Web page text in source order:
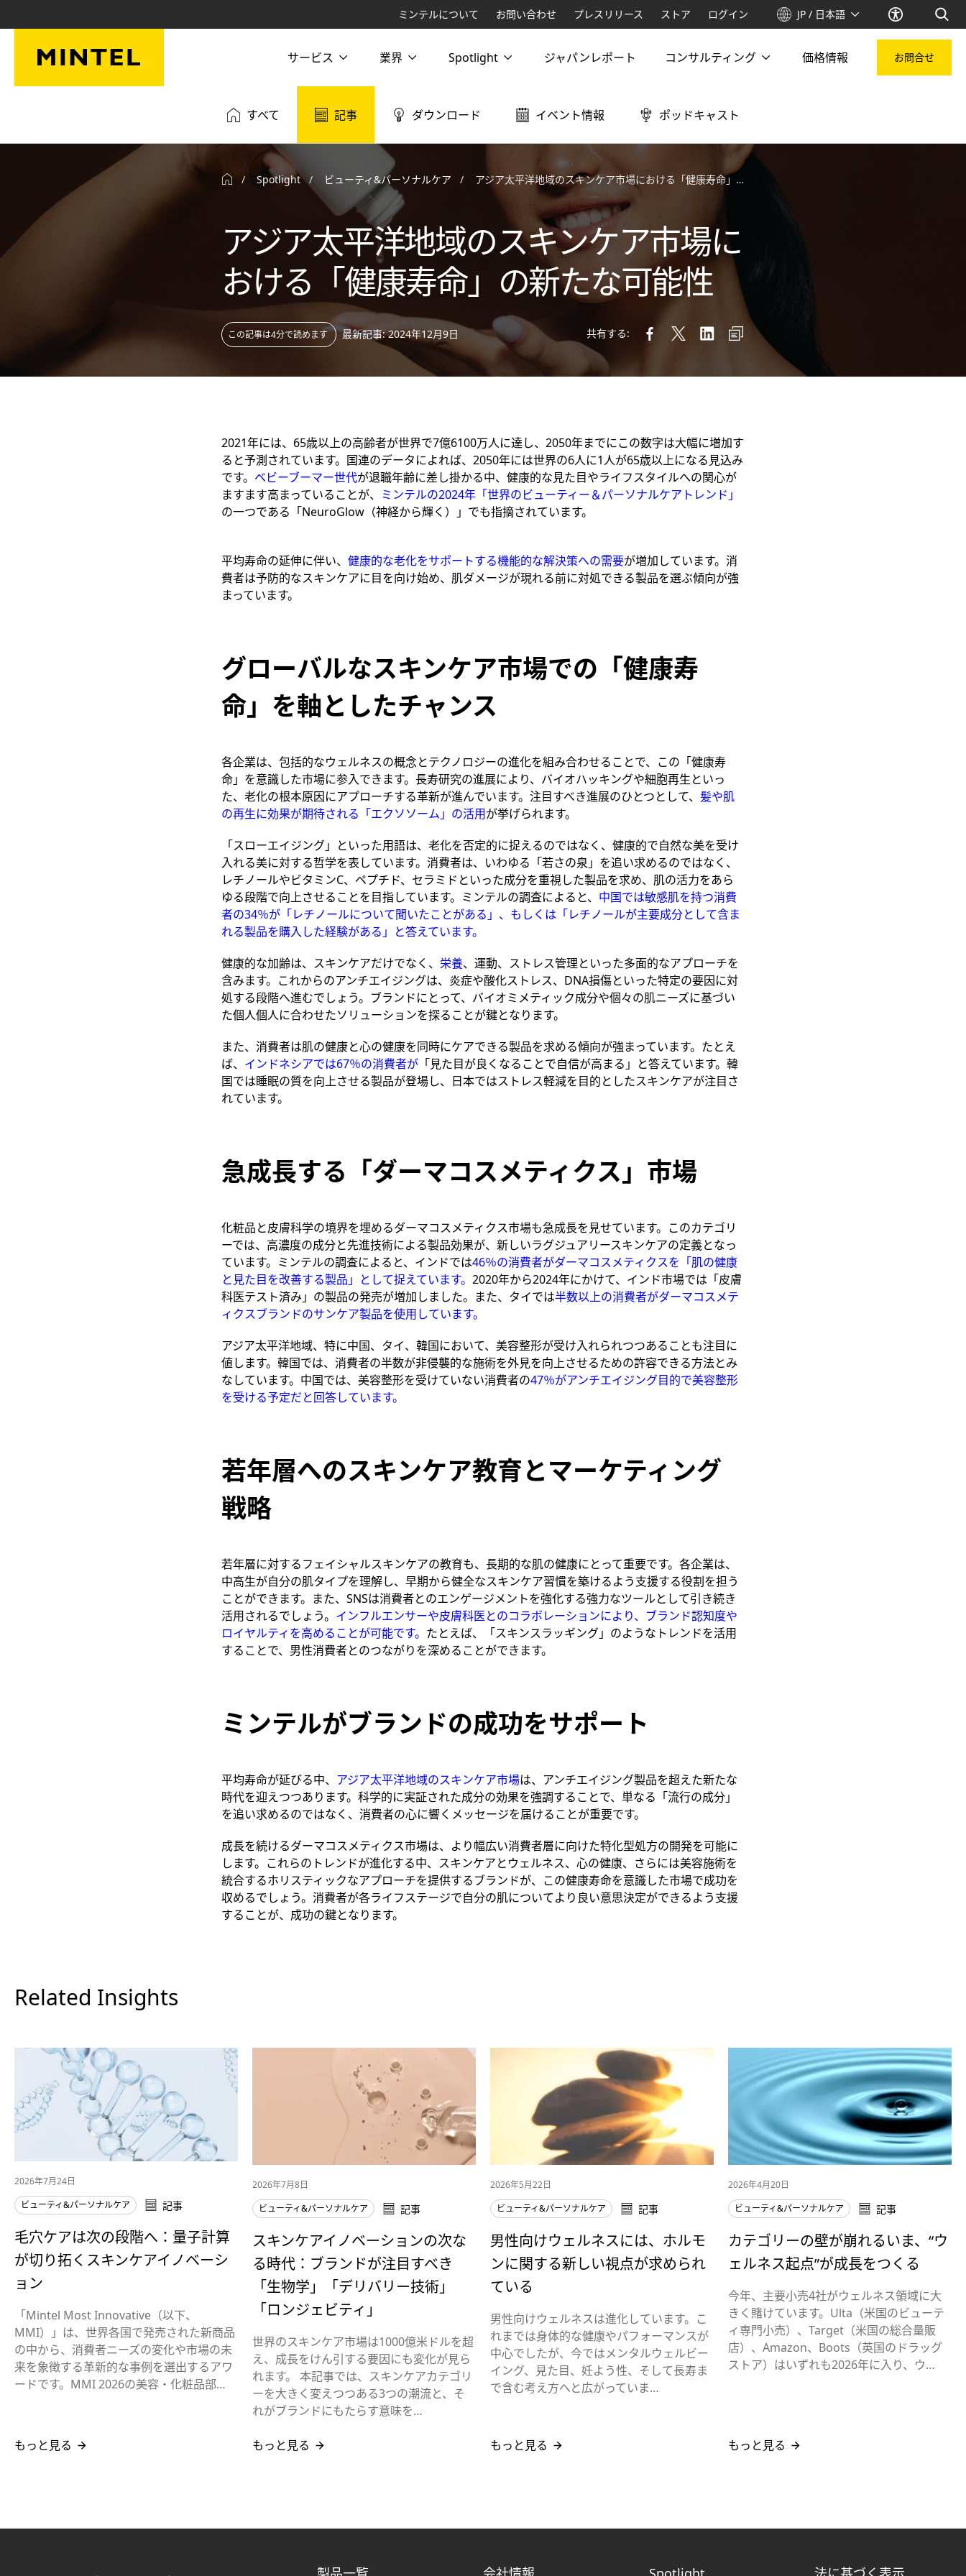
ミンテルについて お問い合わせ プレスリリース ストア ログイン JP / 日本語
サービス 業界 Spotlight ジャパンレポート コンサルティング 価格情報 お問合せ
すべて 記事 ダウンロード イベント情報 ポッドキャスト
Spotlight ビューティ&パーソナルケア アジア太平洋地域のスキンケア市場における「健康寿命」の新たな可能性
アジア太平洋地域のスキンケア市場に
おける「健康寿命」の新たな可能性
この記事は4分で読めます 最新記事: 2024年12月9日 共有する:
2021年には、 65歳以上の高齢者が世界で7億6100万人に達し、 2050年までにこの数字は大幅に増加す
ると予測されています。国連のデータによれば、 2050年には世界の6人に1人が65歳以上になる見込み
です。 ベビーブーマー世代が退職年齢に差し掛かる中、健康的な見た目やライフスタイルへの関心が
ますます高まっていることが、 ミンテルの2024年「世界のビューティー＆パーソナルケアトレンド」
の一つである「NeuroGlow （神経から輝く）」でも指摘されています。
平均寿命の延伸に伴い、 健康的な老化をサポートする機能的な解決策への需要が増加しています。消
費者は予防的なスキンケアに目を向け始め、肌ダメージが現れる前に対処できる製品を選ぶ傾向が強
まっています。
グローバルなスキンケア市場での「健康寿
命」を軸としたチャンス
各企業は、包括的なウェルネスの概念とテクノロジーの進化を組み合わせることで、この「健康寿
命」を意識した市場に参入できます。長寿研究の進展により、バイオハッキングや細胞再生といっ
た、老化の根本原因にアプローチする革新が進んでいます。注目すべき進展のひとつとして、 髪や肌
の再生に効果が期待される「エクソソーム」の活用が挙げられます。
「スローエイジング」といった用語は、老化を否定的に捉えるのではなく、健康的で自然な美を受け
入れる美に対する哲学を表しています。消費者は、いわゆる「若さの泉」を追い求めるのではなく、
レチノールやビタミンC、ペプチド、セラミドといった成分を重視した製品を求め、肌の活力をあら
ゆる段階で向上させることを目指しています。ミンテルの調査によると、 中国では敏感肌を持つ消費
者の34％が「レチノールについて聞いたことがある」、もしくは「レチノールが主要成分として含ま
れる製品を購入した経験がある」と答えています。
健康的な加齢は、スキンケアだけでなく、 栄養、運動、ストレス管理といった多面的なアプローチを
含みます。これからのアンチエイジングは、炎症や酸化ストレス、 DNA損傷といった特定の要因に対
処する段階へ進むでしょう。ブランドにとって、バイオミメティック成分や個々の肌ニーズに基づい
た個人個人に合わせたソリューションを探ることが鍵となります。
また、消費者は肌の健康と心の健康を同時にケアできる製品を求める傾向が強まっています。たとえ
ば、 インドネシアでは67％の消費者が 「見た目が良くなることで自信が高まる」と答えています。韓
国では睡眠の質を向上させる製品が登場し、日本ではストレス軽減を目的としたスキンケアが注目さ
れています。
急成長する「ダーマコスメティクス」市場
化粧品と皮膚科学の境界を埋めるダーマコスメティクス市場も急成長を見せています。このカテゴリ
ーでは、高濃度の成分と先進技術による製品効果が、新しいラグジュアリースキンケアの定義となっ
ています。ミンテルの調査によると、インドでは46％の消費者がダーマコスメティクスを「肌の健康
と見た目を改善する製品」として捉えています。 2020年から2024年にかけて、インド市場では「皮膚
科医テスト済み」の製品の発売が増加しました。また、タイでは半数以上の消費者がダーマコスメテ
ィクスブランドのサンケア製品を使用しています。
アジア太平洋地域、特に中国、タイ、韓国において、美容整形が受け入れられつつあることも注目に
値します。韓国では、消費者の半数が非侵襲的な施術を外見を向上させるための許容できる方法とみ
なしています。中国では、美容整形を受けていない消費者の47％がアンチエイジング目的で美容整形
を受ける予定だと回答しています。
若年層へのスキンケア教育とマーケティング
戦略
若年層に対するフェイシャルスキンケアの教育も、長期的な肌の健康にとって重要です。各企業は、
中高生が自分の肌タイプを理解し、早期から健全なスキンケア習慣を築けるよう支援する役割を担う
ことができます。また、 SNSは消費者とのエンゲージメントを強化する強力なツールとして引き続き
活用されるでしょう。 インフルエンサーや皮膚科医とのコラボレーションにより、ブランド認知度や
ロイヤルティを高めることが可能です。 たとえば、「スキンスラッギング」のようなトレンドを活用
することで、男性消費者とのつながりを深めることができます。
ミンテルがブランドの成功をサポート
平均寿命が延びる中、 アジア太平洋地域のスキンケア市場は、アンチエイジング製品を超えた新たな
時代を迎えつつあります。科学的に実証された成分の効果を強調することで、単なる「流行の成分」
を追い求めるのではなく、消費者の心に響くメッセージを届けることが重要です。
成長を続けるダーマコスメティクス市場は、より幅広い消費者層に向けた特化型処方の開発を可能に
します。これらのトレンドが進化する中、スキンケアとウェルネス、心の健康、さらには美容施術を
統合するホリスティックなアプローチを提供するブランドが、この健康寿命を意識した市場で成功を
収めるでしょう。消費者が各ライフステージで自分の肌についてより良い意思決定ができるよう支援
することが、成功の鍵となります。
Related Insights
2026年7月24日
ビューティ&パーソナルケア
記事
毛穴ケアは次の段階へ：量子計算
が切り拓くスキンケアイノベーシ
ョン
「Mintel Most Innovative（以下、
MMI）」は、世界各国で発売された新商品
の中から、消費者ニーズの変化や市場の未
来を象徴する革新的な事例を選出するアワ
ードです。MMI 2026の美容・化粧品部…
もっと見る
2026年7月8日
ビューティ&パーソナルケア
記事
スキンケアイノベーションの次な
る時代：ブランドが注目すべき
「生物学」「デリバリー技術」
「ロンジェビティ」
世界のスキンケア市場は1000億米ドルを超
え、成長をけん引する要因にも変化が見ら
れます。 本記事では、スキンケアカテゴリ
ーを大きく変えつつある3つの潮流と、そ
れがブランドにもたらす意味を…
もっと見る
2026年5月22日
ビューティ&パーソナルケア
記事
男性向けウェルネスには、ホルモ
ンに関する新しい視点が求められ
ている
男性向けウェルネスは進化しています。こ
れまでは身体的な健康やパフォーマンスが
中心でしたが、今ではメンタルウェルビー
イング、見た目、妊よう性、そして長寿ま
で含む考え方へと広がっていま…
もっと見る
2026年4月20日
ビューティ&パーソナルケア
記事
カテゴリーの壁が崩れるいま、“ウ
ェルネス起点”が成長をつくる
今年、主要小売4社がウェルネス領域に大
きく賭けています。Ulta（米国のビューテ
ィ専門小売）、Target（米国の総合量販
店）、Amazon、Boots（英国のドラッグ
ストア）はいずれも2026年に入り、ウ…
もっと見る